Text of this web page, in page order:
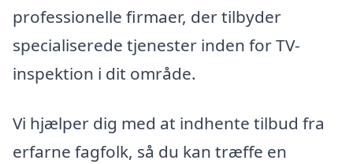
professionelle firmaer, der tilbyder
specialiserede tjenester inden for TV-
inspektion i dit område.
Vi hjælper dig med at indhente tilbud fra
erfarne fagfolk, så du kan træffe en